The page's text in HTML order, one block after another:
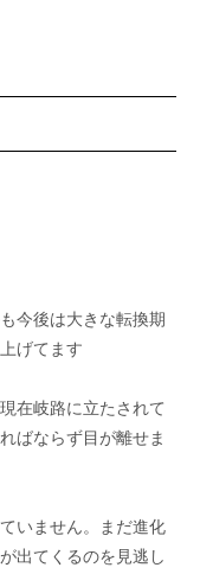
今後は大きな転換期
げてます
在岐路に立たされて
ばならず目が離せま
いません。まだ進化
出てくるのを見逃し